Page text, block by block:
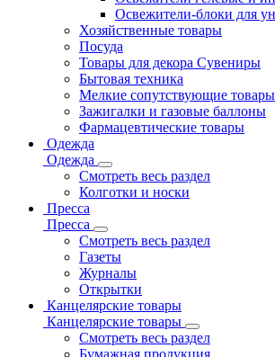
Освежители-блоки для
Хозяйственные товары
Посуда
Товары для декора Сувениры
Бытовая техника
Мелкие сопутствующие товары
Зажигалки и газовые баллоны
Фармацевтические товары
Одежда
Одежда
Смотреть весь раздел
Колготки и носки
Пресса
Пресса
Смотреть весь раздел
Газеты
Журналы
Открытки
Канцелярские товары
Канцелярские товары
Смотреть весь раздел
Бумажная продукция